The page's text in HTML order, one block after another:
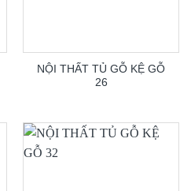
NỘI THẤT TỦ GỖ KỆ GỖ
26